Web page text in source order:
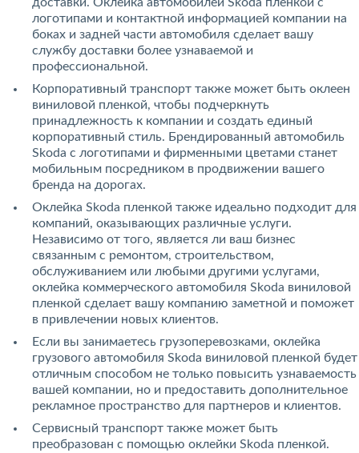
логотипами и контактной информацией компании на
боках и задней части автомобиля сделает вашу
службу доставки более узнаваемой и
профессиональной.
Корпоративный транспорт также может быть оклеен
виниловой пленкой, чтобы подчеркнуть
принадлежность к компании и создать единый
корпоративный стиль. Брендированный автомобиль
Skoda с логотипами и фирменными цветами станет
мобильным посредником в продвижении вашего
бренда на дорогах.
Оклейка Skoda пленкой также идеально подходит для
компаний, оказывающих различные услуги.
Независимо от того, является ли ваш бизнес
связанным с ремонтом, строительством,
обслуживанием или любыми другими услугами,
оклейка коммерческого автомобиля Skoda виниловой
пленкой сделает вашу компанию заметной и поможет
в привлечении новых клиентов.
Если вы занимаетесь грузоперевозками, оклейка
грузового автомобиля Skoda виниловой пленкой будет
отличным способом не только повысить узнаваемость
вашей компании, но и предоставить дополнительное
рекламное пространство для партнеров и клиентов.
Сервисный транспорт также может быть
преобразован с помощью оклейки Skoda пленкой.